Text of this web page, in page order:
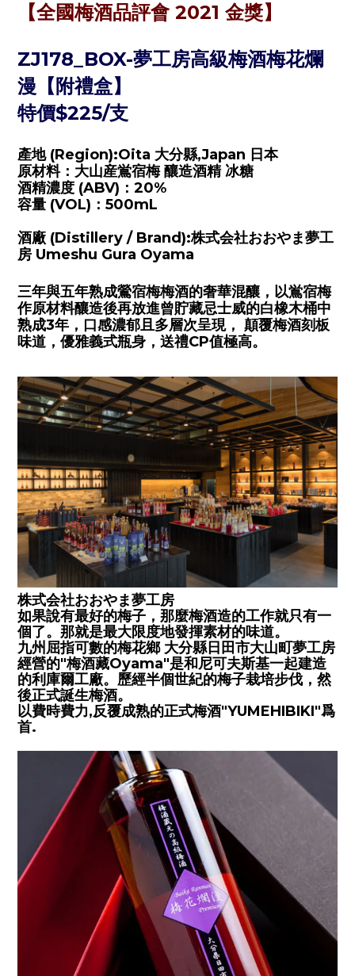
【全國梅酒品評會 2021 金獎】
ZJ178_BOX-夢工房高級梅酒梅花爛
漫【附禮盒】
特價$225/支
產地 (Region):Oita 大分縣,Japan 日本
原材料：大山産鴬宿梅 釀造酒精 冰糖
酒精濃度 (ABV)：20%
容量 (VOL)：500mL
酒廠 (Distillery / Brand):株式会社おおやま夢工
房 Umeshu Gura Oyama️
三年與五年熟成鶯宿梅梅酒的奢華混釀，以鴬宿梅
作原材料釀造後再放進曾貯藏忌士威的白橡木桶中
熟成3年，口感濃郁且多層次呈現， 顛覆梅酒刻板
味道，優雅義式瓶身，送禮CP值極高。
株式会社おおやま夢工房
如果說有最好的梅子，那麼梅酒造的工作就只有一
個了。那就是最大限度地發揮素材的味道。
九州屈指可數的梅花鄉 大分縣日田市大山町夢工房
經營的"梅酒藏Oyama"是和尼可夫斯基一起建造
的利庫爾工廠。歷經半個世紀的梅子栽培步伐，然
後正式誕生梅酒。
以費時費力,反覆成熟的正式梅酒"YUMEHIBIKI"爲
首.